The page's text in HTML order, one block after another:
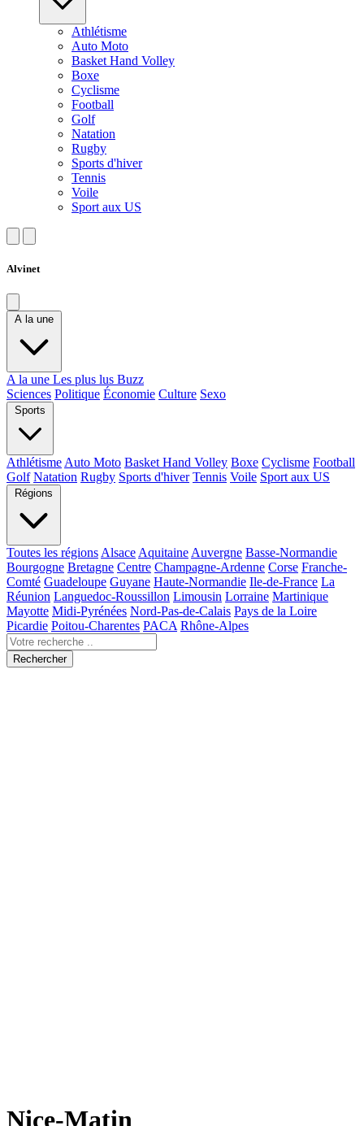
Athlétisme
Auto Moto
Basket Hand Volley
Boxe
Cyclisme
Football
Golf
Natation
Rugby
Sports d'hiver
Tennis
Voile
Sport aux US
Alvinet
A la une
A la une Les plus lus Buzz
Sciences Politique Économie Culture Sexo
Sports
Athlétisme Auto Moto Basket Hand Volley Boxe Cyclisme Football
Golf Natation Rugby Sports d'hiver Tennis Voile Sport aux US
Régions
Toutes les régions Alsace Aquitaine Auvergne Basse-Normandie
Bourgogne Bretagne Centre Champagne-Ardenne Corse Franche-
Comté Guadeloupe Guyane Haute-Normandie Ile-de-France La
Réunion Languedoc-Roussillon Limousin Lorraine Martinique
Mayotte Midi-Pyrénées Nord-Pas-de-Calais Pays de la Loire
Picardie Poitou-Charentes PACA Rhône-Alpes
Rechercher
Nice-Matin